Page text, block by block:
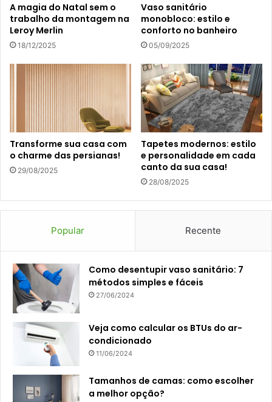
A magia do Natal sem o
trabalho da montagem na
Leroy Merlin
18/12/2025
Vaso sanitário
monobloco: estilo e
conforto no banheiro
05/09/2025
Transforme sua casa com
o charme das persianas!
29/08/2025
Tapetes modernos: estilo
e personalidade em cada
canto da sua casa!
28/08/2025
Popular Recente
Como desentupir vaso sanitário: 7
métodos simples e fáceis
27/06/2024
Veja como calcular os BTUs do ar-
condicionado
11/06/2024
Tamanhos de camas: como escolher
a melhor opção?